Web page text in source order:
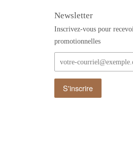
Newsletter
Inscrivez-vous pour
promotionnelles